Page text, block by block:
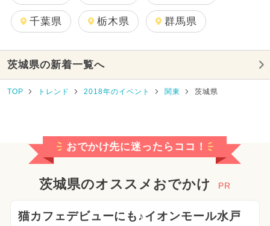
千葉県 栃木県 群馬県
茨城県の新着一覧へ
TOP トレンド 2018年のイベント 関東 茨城県
おでかけ先に迷ったらココ！
茨城県のオススメおでかけ PR
猫カフェデビューにも♪イオンモール水戸